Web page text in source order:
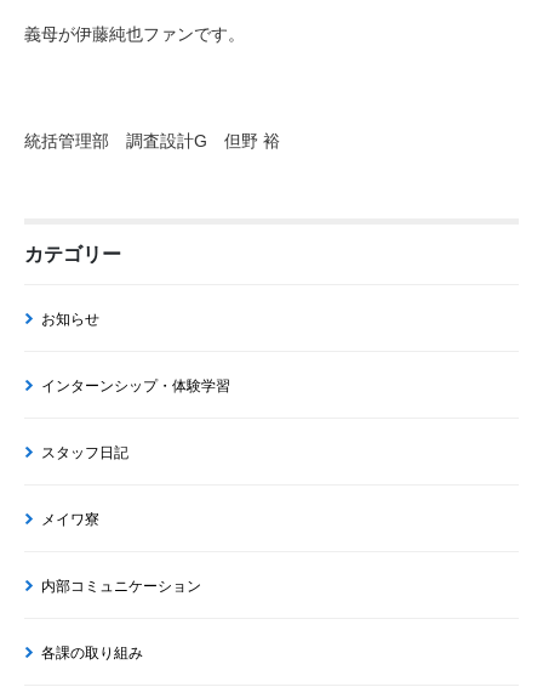
義母が伊藤純也ファンです。
統括管理部 調査設計G 但野 裕
カテゴリー
お知らせ
インターンシップ・体験学習
スタッフ日記
メイワ寮
内部コミュニケーション
各課の取り組み